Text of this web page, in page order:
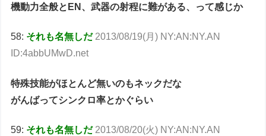
機動力全般とEN、武器の射程に難がある、って感じか
58: それも名無しだ 2013/08/19(月) NY:AN:NY.AN
ID:4abbUMwD.net
特殊技能がほとんど無いのもネックだな
がんばってシンクロ率とかぐらい
59: それも名無しだ 2013/08/20(火) NY:AN:NY.AN